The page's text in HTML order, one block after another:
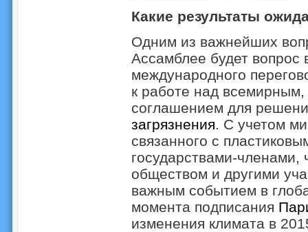
Какие результаты
Одним из важнейших
Ассамблее будет вопрос
международного
к работе над
соглашением для
загрязнения. С учетом
связанного с
государствами-членами,
обществом и другими
важным событием в
момента подписания
изменения климата в